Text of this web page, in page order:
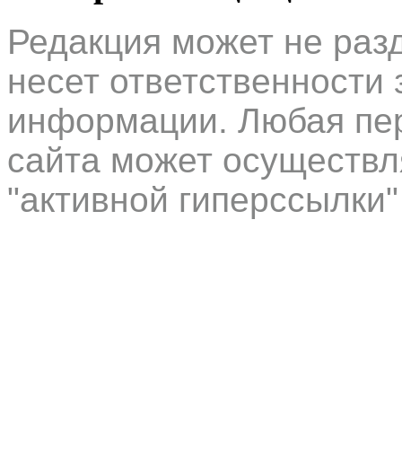
Редакция может не
несет
информации. Любая
сайта может
"активной